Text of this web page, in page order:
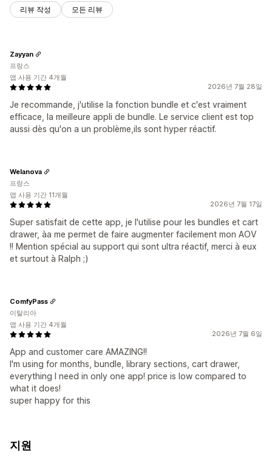
리뷰 작성 모든 리뷰
2026년 7월 28일
Je recommande, j'utilise la fonction bundle et c'est vraiment
efficace, la meilleure appli de bundle. Le service client est top
aussi dès qu'on a un problème,ils sont hyper réactif.
Zayyan
프랑스
앱 사용 기간 4개월
2026년 7월 17일
Super satisfait de cette app, je l'utilise pour les bundles et cart
drawer, àa me permet de faire augmenter facilement mon AOV
!! Mention spécial au support qui sont ultra réactif, merci à eux
et surtout à Ralph ;)
Welanova
프랑스
앱 사용 기간 11개월
2026년 7월 6일
App and customer care AMAZING!!
I'm using for months, bundle, library sections, cart drawer,
everything I need in only one app! price is low compared to
what it does!
super happy for this
ComfyPass
이탈리아
앱 사용 기간 4개월
지원